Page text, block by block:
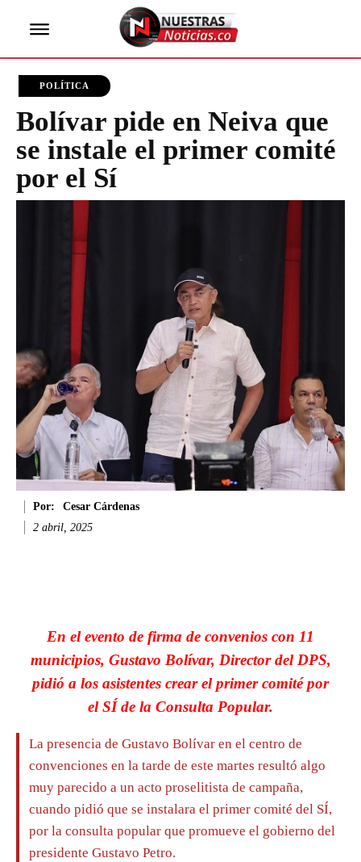
POLÍTICA
Bolívar pide en Neiva que
se instale el primer comité
por el Sí
Por:
Cesar Cárdenas
2 abril, 2025
En el evento de firma de convenios con 11
municipios, Gustavo Bolívar, Director del DPS,
pidió a los asistentes crear el primer comité por
el SÍ de la Consulta Popular.
La presencia de Gustavo Bolívar en el centro de
convenciones en la tarde de este martes resultó algo
muy parecido a un acto proselitista de campaña,
cuando pidió que se instalara el primer comité del SÍ,
por la consulta popular que promueve el gobierno del
presidente Gustavo Petro.